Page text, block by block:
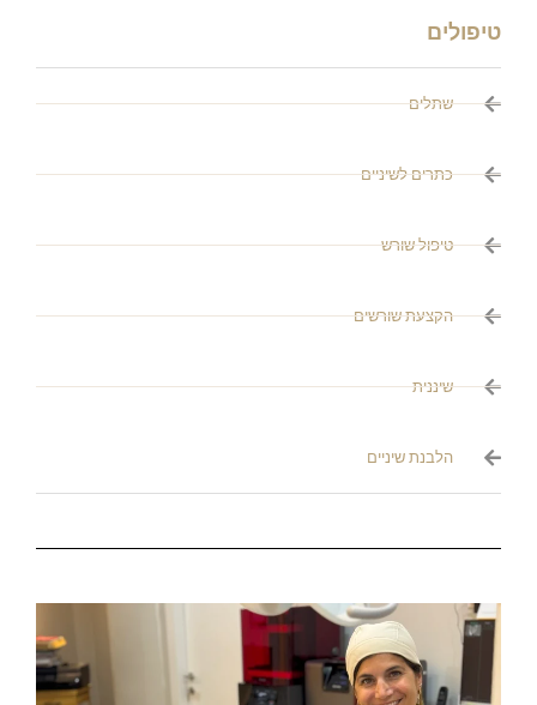
טיפולים
שתלים
כתרים לשיניים
טיפול שורש
הקצעת שורשים
שיננית
הלבנת שיניים